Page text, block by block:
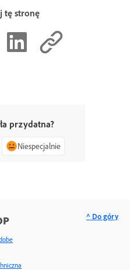
tę stronę
przydatna?
Niespecjalnie
^ Do góry